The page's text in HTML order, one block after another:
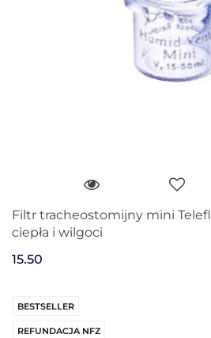
Filtr tracheostomijny mini
ciepła i wilgoci
15.50
BESTSELLER
REFUNDACJA NFZ